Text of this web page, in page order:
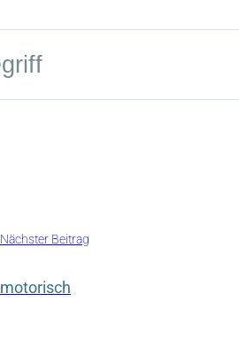
Nächster Beitrag
motorisch